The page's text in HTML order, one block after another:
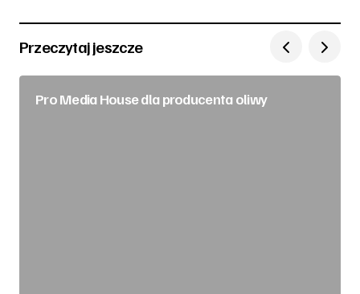
Przeczytaj jeszcze
Pro Media House dla producenta oliwy